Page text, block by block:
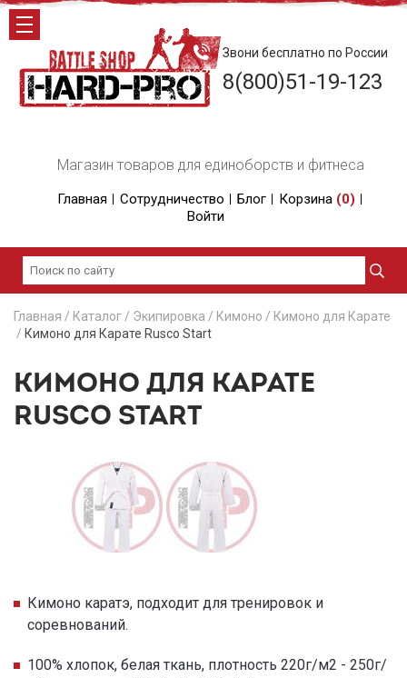
Магазин товаров для единоборств и фитнеса
Главная Сотрудничество Блог Корзина (0)
Войти
Звони бесплатно по России
8(800)51-19-123
Главная / Каталог / Экипировка / Кимоно / Кимоно для Карате
/ Кимоно для Карате Rusco Start
КИМОНО ДЛЯ КАРАТЕ
RUSCO START
Кимоно каратэ, подходит для тренировок и
соревнований.
100% хлопок, белая ткань, плотность 220г/м2 - 250г/